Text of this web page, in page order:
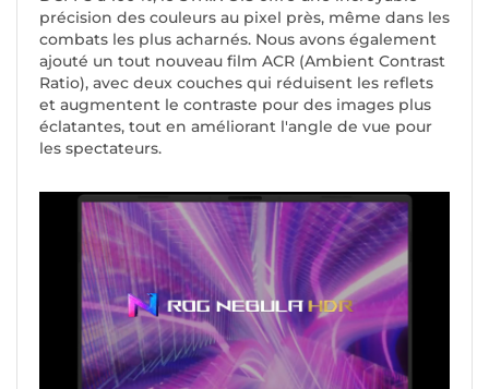
précision des couleurs au pixel près, même dans les
combats les plus acharnés. Nous avons également
ajouté un tout nouveau film ACR (Ambient Contrast
Ratio), avec deux couches qui réduisent les reflets
et augmentent le contraste pour des images plus
éclatantes, tout en améliorant l'angle de vue pour
les spectateurs.